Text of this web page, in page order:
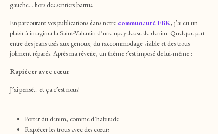
gauche… hors des sentiers battus.
En parcourant vos publications dans notre communauté FBK, j’ai eu un
plaisir à imaginer la Saint-Valentin d’une upcycleuse de denim. Quelque part
entre des jeans usés aux genoux, du raccommodage visible et des trous
joliment réparés. Après ma rêverie, un thème s’est imposé de lui-même :
Rapiécer avec cœur
J’ai pensé… et ça c’est nous!
Porter du denim, comme d’habitude
Rapiécer les trous avec des cœurs